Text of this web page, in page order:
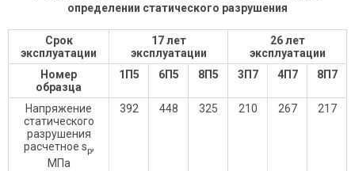
определении статического разрушения
Срок
эксплуатации
17 лет
эксплуатации
26 лет
эксплуатации
Номер
образца
1П5 6П5 8П5 3П7 4П7 8П7
Напряжение
статического
разрушения
расчетное sр,
МПа
392 448 325 210 267 217